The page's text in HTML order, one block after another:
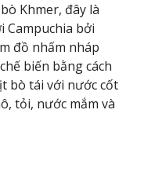
Khmer, đây là
Campuchia bởi
đồ nhấm nháp
biến bằng cách
bò tái với nước cốt
tỏi, nước mắm và